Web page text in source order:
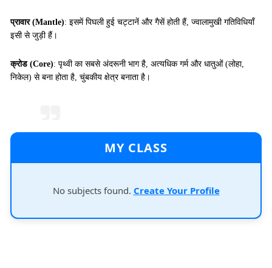
प्रावार (Mantle): इसमें पिघली हुई चट्टानें और गैसें होती हैं, ज्वालामुखी गतिविधियाँ
इसी से जुड़ी हैं।
क्रोड (Core): पृथ्वी का सबसे अंदरूनी भाग है, अत्यधिक गर्म और धातुओं (लोहा,
निकेल) से बना होता है, चुंबकीय क्षेत्र बनाता है।
MY CLASS
No subjects found. Create Your Profile